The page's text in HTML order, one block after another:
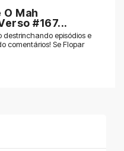
O Mah
#167...
destrinchando episódios e
comentários! Se Flopar